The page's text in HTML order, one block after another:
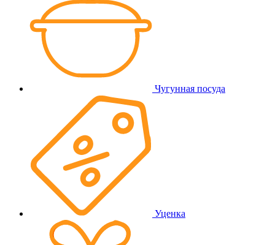
Чугунная посуда
Уценка